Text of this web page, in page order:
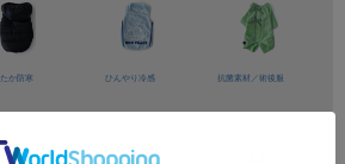
か防寒 ひんやり冷感 抗菌素材／ 術後服